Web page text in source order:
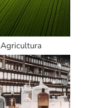
Agricultura